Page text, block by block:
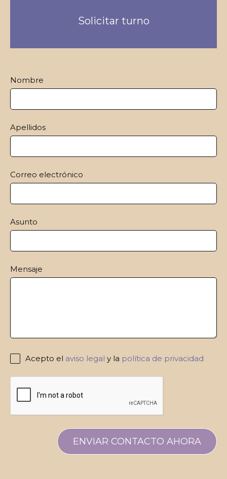
Solicitar turno
Nombre
Apellidos
Correo electrónico
Asunto
Mensaje
Acepto el aviso legal y la política de privacidad
ENVIAR CONTACTO AHORA